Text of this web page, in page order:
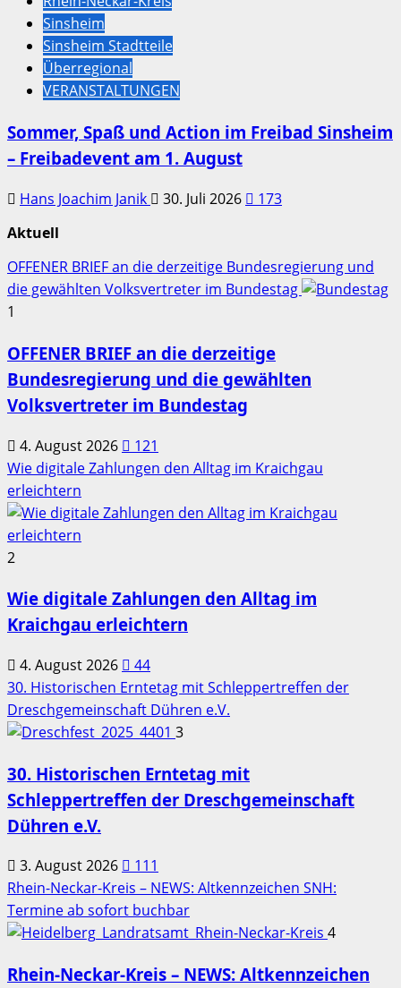
Sinsheim
Sinsheim Stadtteile
Überregional
VERANSTALTUNGEN
Sommer, Spaß und Action im Freibad Sinsheim
– Freibadevent am 1. August
Hans Joachim Janik 30. Juli 2026
173
Aktuell
OFFENER BRIEF an die derzeitige Bundesregierung und
die gewählten Volksvertreter im Bundestag
1
OFFENER BRIEF an die derzeitige
Bundesregierung und die gewählten
Volksvertreter im Bundestag
4. August 2026
121
Wie digitale Zahlungen den Alltag im Kraichgau
erleichtern
2
Wie digitale Zahlungen den Alltag im
Kraichgau erleichtern
4. August 2026
44
30. Historischen Erntetag mit Schleppertreffen der
Dreschgemeinschaft Dühren e.V.
3
30. Historischen Erntetag mit
Schleppertreffen der Dreschgemeinschaft
Dühren e.V.
3. August 2026
111
Rhein-Neckar-Kreis – NEWS: Altkennzeichen SNH:
Termine ab sofort buchbar
4
Rhein-Neckar-Kreis – NEWS: Altkennzeichen